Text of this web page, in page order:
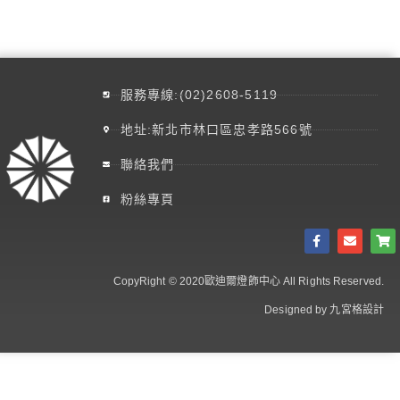
服務專線:(02)2608-5119
地址:新北市林口區忠孝路566號
聯絡我們
粉絲專頁
CopyRight © 2020歐迪爾燈飾中心 All Rights Reserved.
Designed by 九宮格設計